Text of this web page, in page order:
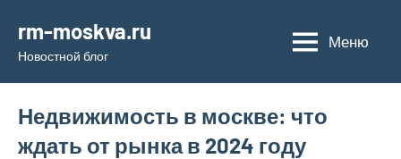
содержимому
rm-moskva.ru
Новостной блог
Меню
Недвижимость в москве: что
ждать от рынка в 2024 году